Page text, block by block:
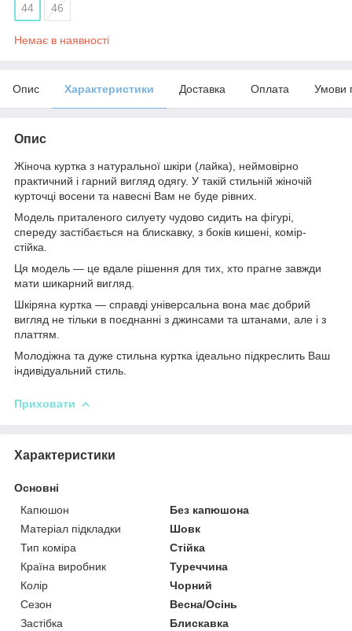
44 46
Немає в наявності
Опис Характеристики Доставка Оплата Умови
Опис
Жіноча куртка з натуральної шкіри (лайка), неймовірно
практичний і гарний вигляд одягу. У такій стильній жіночій
курточці восени та навесні Вам не буде рівних.
Модель приталеного силуету чудово сидить на фігурі,
спереду застібається на блискавку, з боків кишені, комір-
стійка.
Ця модель — це вдале рішення для тих, хто прагне завжди
мати шикарний вигляд.
Шкіряна куртка — справді універсальна вона має добрий
вигляд не тільки в поєднанні з джинсами та штанами, але і з
платтям.
Молодіжна та дуже стильна куртка ідеально підкреслить Ваш
індивідуальний стиль.
Приховати
Характеристики
Основні
Капюшон
Без капюшона
Матеріал підкладки
Шовк
Тип коміра
Стійка
Країна виробник
Туреччина
Колір
Чорний
Сезон
Весна/Осінь
Застібка
Блискавка